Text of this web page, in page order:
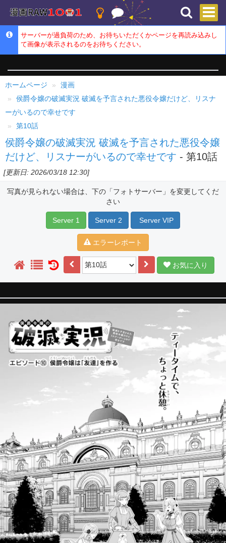
サーバーが過負荷のため、お待ちいただくかページを再読み込みし
て画像が表示されるのをお待ちください。
ホームページ
漫画
侯爵令嬢の破滅実況 破滅を予言された悪役令嬢だけど、リスナ
ーがいるので幸せです
第10話
侯爵令嬢の破滅実況 破滅を予言された悪役令嬢
だけど、リスナーがいるので幸せです - 第10話
[更新日: 2026/03/18 12:30]
写真が見られない場合は、下の「フォトサーバー」を変更してくだ
さい
Server 1 Server 2 Server VIP
エラーレポート
1 お気に入り